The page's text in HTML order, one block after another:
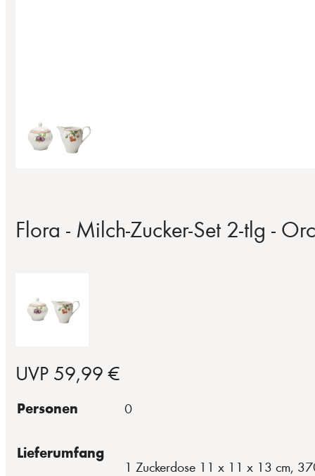
Flora - Milch-Zucker-Set 2-tlg -
UVP 59,99 €
Personen 0
Lieferumfang
1 Zuckerdose 11 x 11 x 13 cm,